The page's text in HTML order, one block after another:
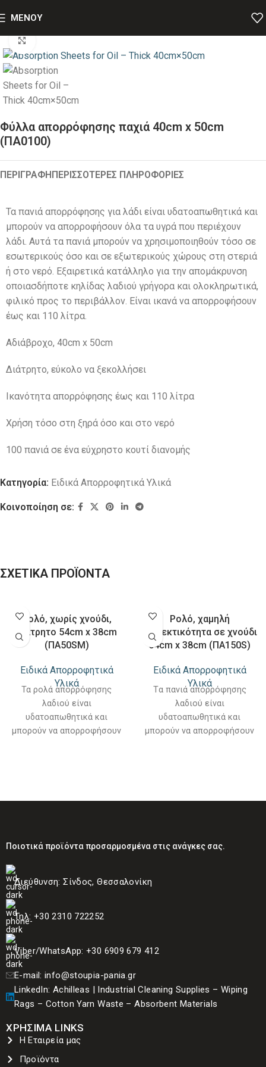
MENOY
Φύλλα απορρόφησης παχιά 40cm x 50cm
(ΠΑ0100)
ΠΕΡΙΓΡΑΦΉ ΠΕΡΙΣΣΟΤΕΡΕΣ ΠΛΗΡΟΦΟΡΙΕΣ
Τα πανιά απορρόφησης για λάδι είναι υδατοαπωθητικά και
μπορούν να απορροφήσουν όλα τα υγρά που περιέχουν
λάδι. Αυτά τα πανιά μπορούν να χρησιμοποιηθούν τόσο σε
εσωτερικούς όσο και σε εξωτερικούς χώρους στη στεριά
ή στο νερό. Εξαιρετικά κατάλληλο για την απομάκρυνση
οποιασδήποτε κηλίδας λαδιού γρήγορα και ολοκληρωτικά,
φιλικό προς το περιβάλλον. Είναι ικανά να απορροφήσουν
έως και 110 λίτρα.
Αδιάβροχο, 40cm x 50cm
Διάτρητο, εύκολο να ξεκολλήσει
Ικανότητα απορρόφησης έως και 110 λίτρα
Χρήση τόσο στη ξηρά όσο και στο νερό
100 πανιά σε ένα εύχρηστο κουτί διανομής
Κατηγορία: Ειδικά Απορροφητικά Υλικά
Κοινοποίηση σε:
ΣΧΕΤΙΚΑ ΠΡΟΪΟΝΤΑ
Ρολό, χωρίς χνούδι,
διάτρητο 54cm x 38cm
(ΠΑ50SM)
Ειδικά Απορροφητικά
Υλικά
Τα ρολά απορρόφησης
λαδιού είναι
υδατοαπωθητικά και
μπορούν να απορροφήσουν
εξωτερικούς χώρους, στη
την απομάκρυνση
οποιασδήποτε κηλίδας
απορρόφησης έως και 158
λίτρων. Πλήρως φιλικά προς
Ρολό, χαμηλή
περιεκτικότητα σε χνούδι
54cm x 38cm (ΠΑ150S)
Ειδικά Απορροφητικά
Υλικά
Tα πανιά απορρόφησης
λαδιού είναι
υδατοαπωθητικά και
μπορούν να απορροφήσουν
εξωτερικούς χώρους, στη
την απομάκρυνση
οποιασδήποτε κηλίδας
απορρόφησης 96 λίτρων.
Ποιοτικά προϊόντα προσαρμοσμένα στις ανάγκες σας.
Διεύθυνση: Σίνδος, Θεσσαλονίκη
Τηλ: +30 2310 722252
Viber/WhatsApp: +30 6909 679 412
E-mail: info@stoupia-pania.gr
LinkedIn: Achilleas | Industrial Cleaning Supplies – Wiping
Rags – Cotton Yarn Waste – Absorbent Materials
ΧΡΗΣΙΜA LINKS
Η Εταιρεία μας
Προϊόντα